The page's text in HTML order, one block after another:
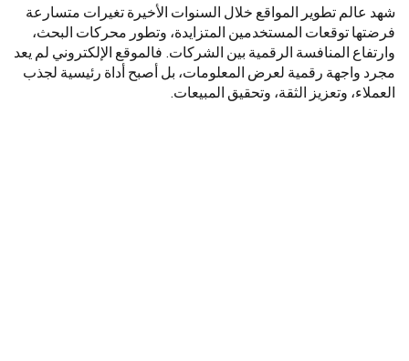
شهد عالم تطوير المواقع خلال السنوات الأخيرة تغيرات متسارعة
فرضتها توقعات المستخدمين المتزايدة، وتطور محركات البحث،
وارتفاع المنافسة الرقمية بين الشركات. فالموقع الإلكتروني لم يعد
مجرد واجهة رقمية لعرض المعلومات، بل أصبح أداة رئيسية لجذب
العملاء، وتعزيز الثقة، وتحقيق المبيعات.